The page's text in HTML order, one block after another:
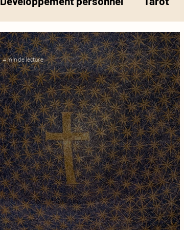
Alchimie la pesée de l'âme
4 min de lecture